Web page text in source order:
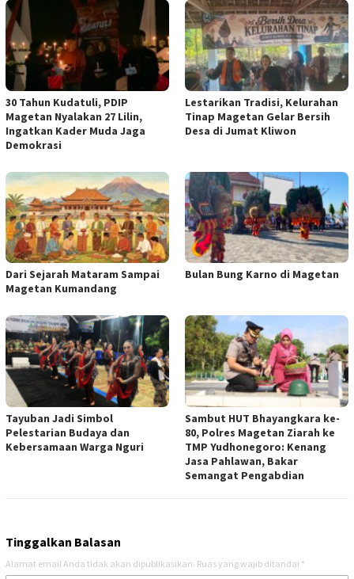
30 Tahun Kudatuli, PDIP
Magetan Nyalakan 27 Lilin,
Ingatkan Kader Muda Jaga
Demokrasi
Lestarikan Tradisi, Kelurahan
Tinap Magetan Gelar Bersih
Desa di Jumat Kliwon
Dari Sejarah Mataram Sampai
Magetan Kumandang
Bulan Bung Karno di Magetan
Tayuban Jadi Simbol
Pelestarian Budaya dan
Kebersamaan Warga Nguri
Sambut HUT Bhayangkara ke-
80, Polres Magetan Ziarah ke
TMP Yudhonegoro: Kenang
Jasa Pahlawan, Bakar
Semangat Pengabdian
Tinggalkan Balasan
Alamat email Anda tidak akan dipublikasikan. Ruas yang wajib ditandai *